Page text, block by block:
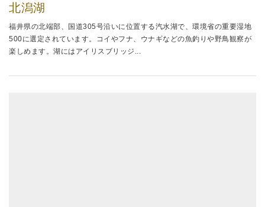
北潟湖
福井県の北端部、国道305号沿いに位置する汽水湖で、環境省の重要湿地
500に選定されています。コイやフナ、ウナギなどの魚釣りや野鳥観察が
楽しめます。湖にはアイリスブリッジ...